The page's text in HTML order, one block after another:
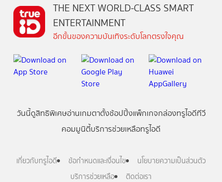
THE NEXT WORLD-CLASS SMART
ENTERTAINMENT
อีกขั้นของความบันเทิงระดับโลกตรงใจคุณ
วันนี้ดูสิทธิพิเศษอ่านเกมตาตั้งช้อปปิ้งแพ็กเกจกล่องทรูไอดีทีวี
คอมมูนิตี้บริการช่วยเหลือทรูไอดี
เกี่ยวกับทรูไอดี ข้อกำหนดและเงื่อนไข
นโยบายความเป็นส่วนตัว
บริการช่วยเหลือ
ติดต่อเรา